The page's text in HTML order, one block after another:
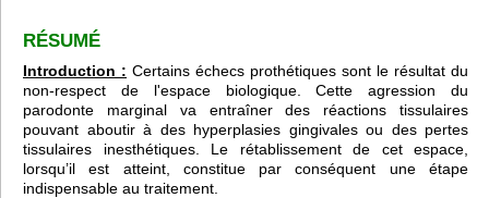
RÉSUMÉ
Introduction : Certains échecs prothétiques sont le résultat du
non-respect de l'espace biologique. Cette agression du
parodonte marginal va entraîner des réactions tissulaires
pouvant aboutir à des hyperplasies gingivales ou des pertes
tissulaires inesthétiques. Le rétablissement de cet espace,
lorsqu’il est atteint, constitue par conséquent une étape
indispensable au traitement.